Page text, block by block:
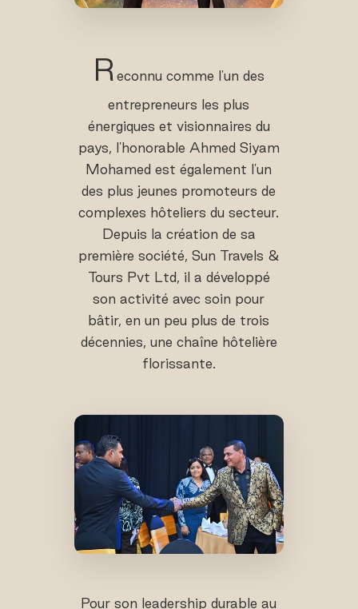
R econnu comme l'un des
entrepreneurs les plus
énergiques et visionnaires du
pays, l'honorable Ahmed Siyam
Mohamed est également l'un
des plus jeunes promoteurs de
complexes hôteliers du secteur.
Depuis la création de sa
première société, Sun Travels &
Tours Pvt Ltd, il a développé
son activité avec soin pour
bâtir, en un peu plus de trois
décennies, une chaîne hôtelière
florissante.
Pour son leadership durable au